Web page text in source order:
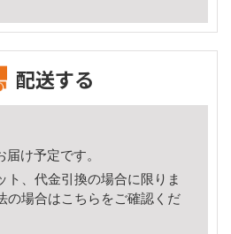
配送する
届け予定です。
ト、代金引換の場合に限りま
の場合はこちら をご確認くだ